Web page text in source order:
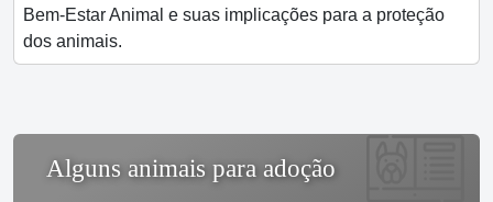
Bem-Estar Animal e suas implicações para a proteção
dos animais.
Alguns animais para adoção